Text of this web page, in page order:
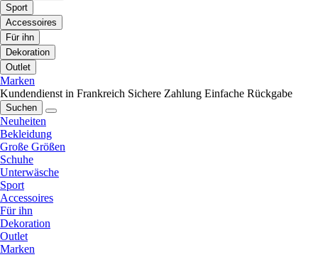
Sport
Accessoires
Für ihn
Dekoration
Outlet
Marken
Kundendienst in Frankreich Sichere Zahlung Einfache Rückgabe
Suchen
Neuheiten
Bekleidung
Große Größen
Schuhe
Unterwäsche
Sport
Accessoires
Für ihn
Dekoration
Outlet
Marken